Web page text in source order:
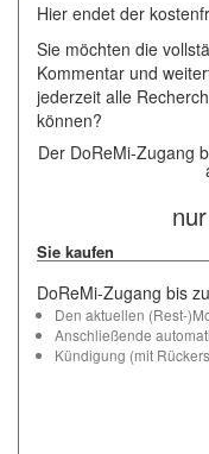
Hier endet der
Sie möchten die
Kommentar und
jederzeit alle
können?
Der DoReMi-Zugang
nur
Sie kaufen
DoReMi-Zugang bis
Den aktuellen (Rest-
Anschließende
Kündigung (mit